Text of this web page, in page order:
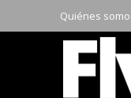
Quiénes